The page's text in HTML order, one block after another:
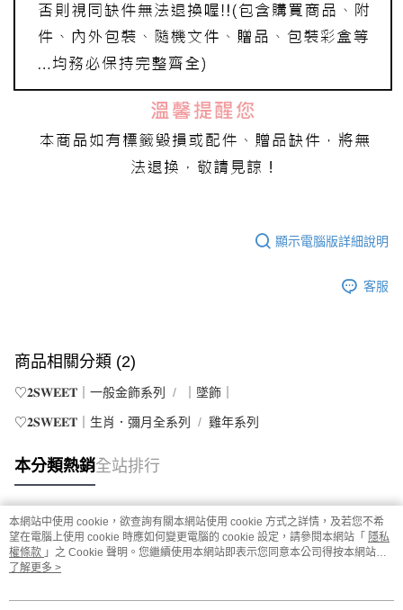
顯示電腦版詳細說明
客服
商品相關分類 (2)
♡𝟐𝐒𝐖𝐄𝐄𝐓｜一般金飾系列 ｜墜飾｜
♡𝟐𝐒𝐖𝐄𝐄𝐓｜生肖．彌月全系列 雞年系列
本分類熱銷全站排行
熱門標籤
本網站中使用 cookie，欲查詢有關本網站使用 cookie 方式之詳情，及若您不希
望在電腦上使用 cookie 時應如何變更電腦的 cookie 設定，請參閱本網站「 隱私
權條款 」之 Cookie 聲明。您繼續使用本網站即表示您同意本公司得按本網站使
用條款之 Cookie 聲明使用 cookie。
了解更多 >